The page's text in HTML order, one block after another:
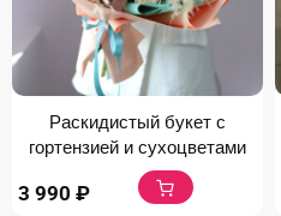
Раскидистый букет с
гортензией и сухоцветами
3 990 ₽